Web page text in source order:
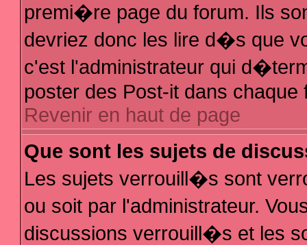
premi�re page du forum. Ils
devriez donc les lire d�s que
c'est l'administrateur qui
poster des Post-it dans chaque
Revenir en haut de page
Que sont les sujets de
Les sujets verrouill�s sont
ou soit par l'administrateur.
discussions verrouill�s et les